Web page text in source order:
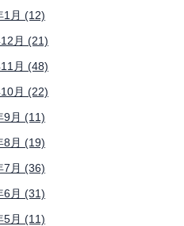
1月 (12)
月 (21)
月 (48)
月 (22)
9月 (11)
8月 (19)
7月 (36)
6月 (31)
5月 (11)